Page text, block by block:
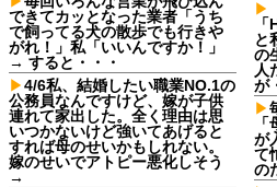
できてカッとなった業者「うち
で飼ってる犬の散歩でも行きや
がれ！」私「いいんですか！」
→ すると・・・
4/6私、結婚したい職業NO.1の
公務員なんですけど、嫁が子供
連れて家出した。全く理由は思
いつかないけど強いてあげると
すれば母のせいかもしれない。
嫁のせいでアトピー悪化しそう
→
と
の
人
が
が
て
の